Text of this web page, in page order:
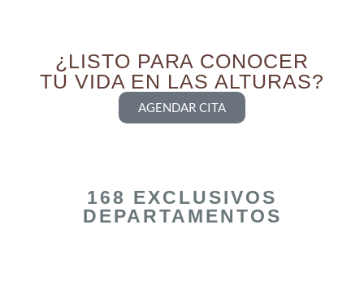
¿LISTO PARA CONOCER
TU VIDA EN LAS ALTURAS?
AGENDAR CITA
168 EXCLUSIVOS
DEPARTAMENTOS